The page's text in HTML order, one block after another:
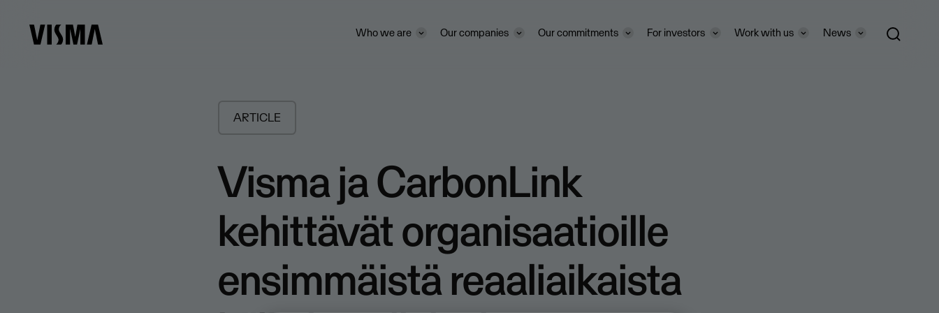
Who we are Our companies Our commitments For investors Work with us News
ARTICLE
Visma ja CarbonLink
kehittävät organisaatioille
ensimmäistä reaaliaikaista